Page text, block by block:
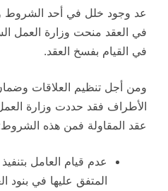
عد وجود خلل في أحد الشروط
في العقد منحت وزارة العمل
في القيام بفسخ العقد.
ومن أجل تنظيم العلاقات
الأطراف فقد حددت وزارة
عقد المقاولة فمن هذه
عدم قيام العامل بتنفيذ
المتفق عليها في بنود